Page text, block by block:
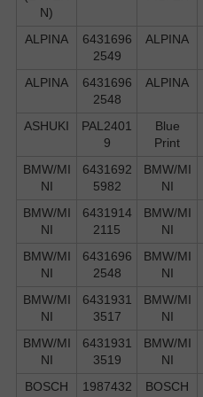
N)
ALPINA
6431696
2549
ALPINA
ALPINA
6431696
2548
ALPINA
ASHUKI
PAL2401
9
Blue
Print
BMW/MI
NI
6431692
5982
BMW/MI
NI
BMW/MI
NI
6431914
2115
BMW/MI
NI
BMW/MI
NI
6431696
2548
BMW/MI
NI
BMW/MI
NI
6431931
3517
BMW/MI
NI
BMW/MI
NI
6431931
3519
BMW/MI
NI
BOSCH
1987432
BOSCH